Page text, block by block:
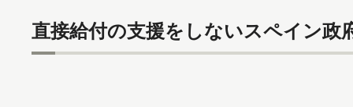
直接給付の支援をしないスペイン政